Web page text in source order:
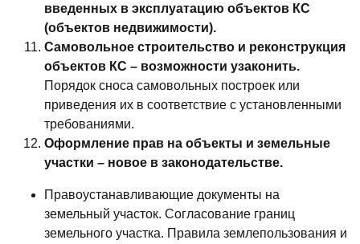
введенных в эксплуатацию объектов КС
(объектов недвижимости).
Самовольное строительство и реконструкция
объектов КС – возможности узаконить.
Порядок сноса самовольных построек или
приведения их в соответствие с установленными
требованиями.
Оформление прав на объекты и земельные
участки – новое в законодательстве.
Правоустанавливающие документы на
земельный участок. Согласование границ
земельного участка. Правила землепользования и